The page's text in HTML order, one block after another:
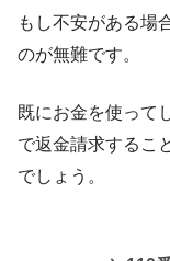
もし不安がある場
のが無難です。
既にお金を使って
で返金請求するこ
でしょう。